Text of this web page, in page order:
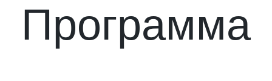
Программа